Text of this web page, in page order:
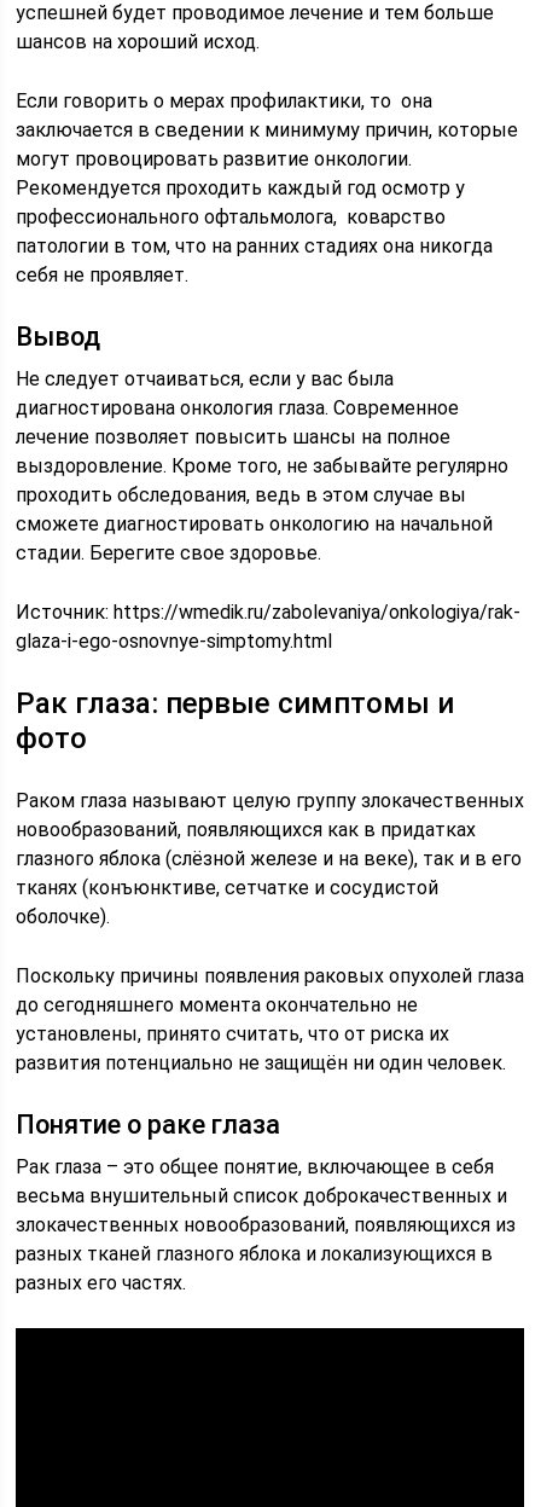
успешней будет проводимое лечение и тем больше
шансов на хороший исход.
Если говорить о мерах профилактики, то она
заключается в сведении к минимуму причин, которые
могут провоцировать развитие онкологии.
Рекомендуется проходить каждый год осмотр у
профессионального офтальмолога, коварство
патологии в том, что на ранних стадиях она никогда
себя не проявляет.
Вывод
Не следует отчаиваться, если у вас была
диагностирована онкология глаза. Современное
лечение позволяет повысить шансы на полное
выздоровление. Кроме того, не забывайте регулярно
проходить обследования, ведь в этом случае вы
сможете диагностировать онкологию на начальной
стадии. Берегите свое здоровье.
Источник:https://wmedik.ru/zabolevaniya/onkologiya/rak-
glaza-i-ego-osnovnye-simptomy.html
Рак глаза: первые симптомы и
фото
Раком глаза называют целую группу злокачественных
новообразований, появляющихся как в придатках
глазного яблока (слёзной железе и на веке), так и в его
тканях (конъюнктиве, сетчатке и сосудистой
оболочке).
Поскольку причины появления раковых опухолей глаза
до сегодняшнего момента окончательно не
установлены, принято считать, что от риска их
развития потенциально не защищён ни один человек.
Понятие о раке глаза
Рак глаза – это общее понятие, включающее в себя
весьма внушительный список доброкачественных и
злокачественных новообразований, появляющихся из
разных тканей глазного яблока и локализующихся в
разных его частях.